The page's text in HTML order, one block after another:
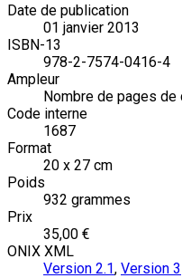
Date de publication
01 janvier 2013
ISBN-13
978-2-7574-0416-4
Ampleur
Nombre de pages de
Code interne
1687
Format
20 x 27 cm
Poids
932 grammes
Prix
35,00 €
ONIX XML
Version 2.1, Version 3